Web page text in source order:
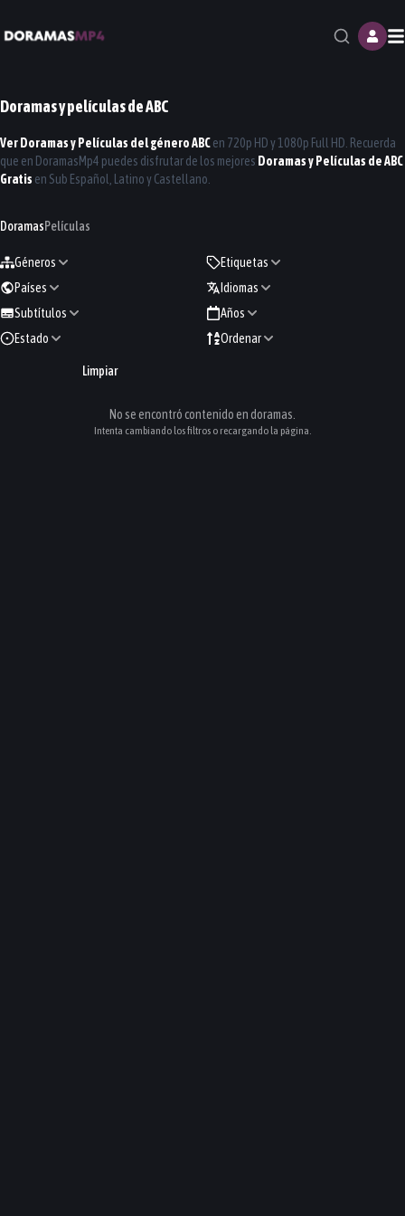
Doramas y películas deABC
Ver Doramas y Películas del géneroABCen 720p HD y 1080p Full HD. Recuerda
que en DoramasMp4 puedes disfrutar de los mejores Doramas y Películas deABC
Gratis en Sub Español, Latino y Castellano.
DoramasPelículas
Géneros
Etiquetas
Países
Idiomas
Subtítulos
Años
Estado
Ordenar
Limpiar
No se encontró contenido en doramas
Intenta cambiando los filtros o recargando la página.